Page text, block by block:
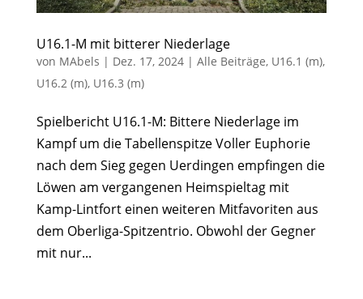
U16.1-M mit bitterer Niederlage
von MAbels | Dez. 17, 2024| Alle Beiträge, U16.1 (m),
U16.2 (m), U16.3 (m)
Spielbericht U16.1-M: Bittere Niederlage im
Kampf um die Tabellenspitze Voller Euphorie
nach dem Sieg gegen Uerdingen empfingen die
Löwen am vergangenen Heimspieltag mit
Kamp-Lintfort einen weiteren Mitfavoriten aus
dem Oberliga-Spitzentrio. Obwohl der Gegner
mit nur...